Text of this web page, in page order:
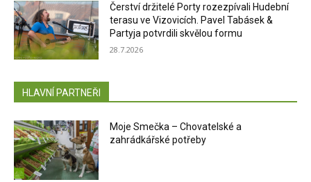
Čerství držitelé Porty rozezpívali Hudební
terasu ve Vizovicích. Pavel Tabásek &
Partyja potvrdili skvělou formu
28.7.2026
HLAVNÍ PARTNEŘI
Moje Smečka – Chovatelské a
zahrádkářské potřeby